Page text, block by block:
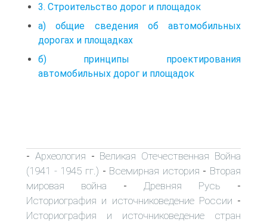
3. Строительство дорог и площадок
а) общие сведения об автомобильных
дорогах и площадках
б) принципы проектирования
автомобильных дорог и площадок
- Археология - Великая Отечественная Война
(1941 - 1945 гг.) - Всемирная история - Вторая
мировая война - Древняя Русь -
Историография и источниковедение России -
Историография и источниковедение стран